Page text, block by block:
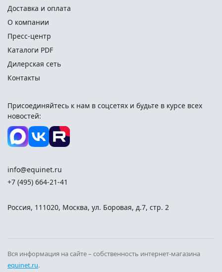
Доставка и оплата
О компании
Пресс-центр
Каталоги PDF
Дилерская сеть
Контакты
Присоединяйтесь к нам в соцсетях и будьте в курсе всех
новостей:
info@equinet.ru
+7 (495) 664-21-41
Россия, 111020, Москва, ул. Боровая, д.7, стр. 2
Вся информация на сайте – собственность интернет-магазина
equinet.ru.